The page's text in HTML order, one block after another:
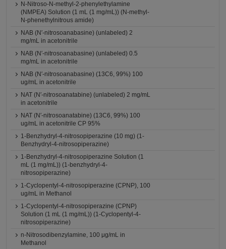
N-Nitroso-N-methyl-2-phenylethylamine
(NMPEA) Solution (1 mL (1 mg/mL)) (N-methyl-
N-phenethylnitrous amide)
NAB (N′-nitrosoanabasine) (unlabeled) 2
mg/mL in acetonitrile
NAB (N′-nitrosoanabasine) (unlabeled) 0.5
mg/mL in acetonitrile
NAB (N′-nitrosoanabasine) (13C6, 99%) 100
ug/mL in acetonitrile
NAT (N′-nitrosoanatabine) (unlabeled) 2 mg/mL
in acetonitrile
NAT (N′-nitrosoanatabine) (13C6, 99%) 100
ug/mL in acetonitrile CP 95%
1-Benzhydryl-4-nitrosopiperazine (10 mg) (1-
Benzhydryl-4-nitrosopiperazine)
1-Benzhydryl-4-nitrosopiperazine Solution (1
mL (1 mg/mL)) (1-benzhydryl-4-
nitrosopiperazine)
1-Cyclopentyl-4-nitrosopiperazine (CPNP), 100
ug/mL in Methanol
1-Cyclopentyl-4-nitrosopiperazine (CPNP)
Solution (1 mL (1 mg/mL)) (1-Cyclopentyl-4-
nitrosopiperazine)
n-Nitrosodibenzylamine, 100 μg/mL in
Methanol